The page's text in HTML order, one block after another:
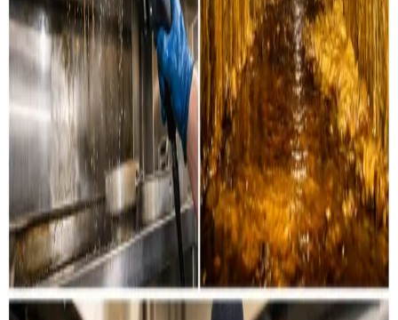
Industri & erhverv
Professionel rensning af industrielle ventilationssystemer
og erhvervsanlæg i Otterup og omegn.
Læs mere